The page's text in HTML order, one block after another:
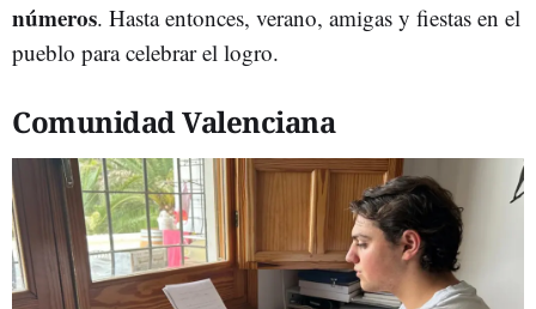
números. Hasta entonces, verano, amigas y fiestas en el
pueblo para celebrar el logro.
Comunidad Valenciana